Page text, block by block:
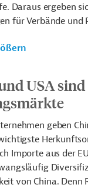
Daraus ergeben
für Verbände und
USA
geben
Importe aus der
von China. Denn